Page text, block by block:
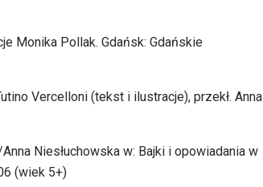
Monika Pollak. Gdańsk: Gdańskie
Vercelloni (tekst i ilustracje), przekł. Anna
Niesłuchowska w: Bajki i opowiadania w
(wiek 5+)